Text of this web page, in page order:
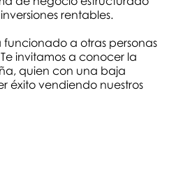
rentables.
funcionado a otras personas
invitamos a conocer la
quien con una baja
éxito vendiendo nuestros